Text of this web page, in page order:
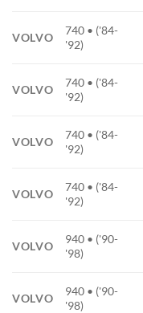
VOLVO
740 • ('84-
'92)
VOLVO
740 • ('84-
'92)
VOLVO
740 • ('84-
'92)
VOLVO
740 • ('84-
'92)
VOLVO
940 • ('90-
'98)
VOLVO
940 • ('90-
'98)